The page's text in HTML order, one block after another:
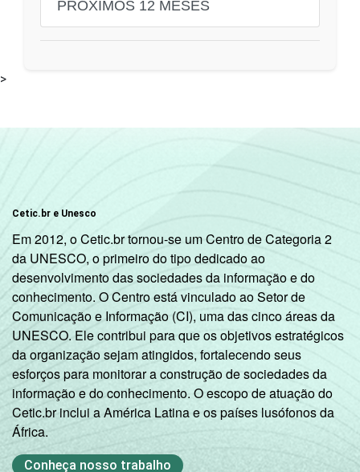
PRÓXIMOS 12 MESES
>
Cetic.br e Unesco
Em 2012, o Cetic.br tornou-se um Centro de Categoria 2
da UNESCO, o primeiro do tipo dedicado ao
desenvolvimento das sociedades da informação e do
conhecimento. O Centro está vinculado ao Setor de
Comunicação e Informação (CI), uma das cinco áreas da
UNESCO. Ele contribui para que os objetivos estratégicos
da organização sejam atingidos, fortalecendo seus
esforços para monitorar a construção de sociedades da
informação e do conhecimento. O escopo de atuação do
Cetic.br inclui a América Latina e os países lusófonos da
África.
Conheça nosso trabalho